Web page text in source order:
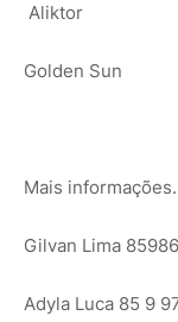
Aliktor
Golden Sun
Mais
Gilvan Lima
Adyla Luca 85 9